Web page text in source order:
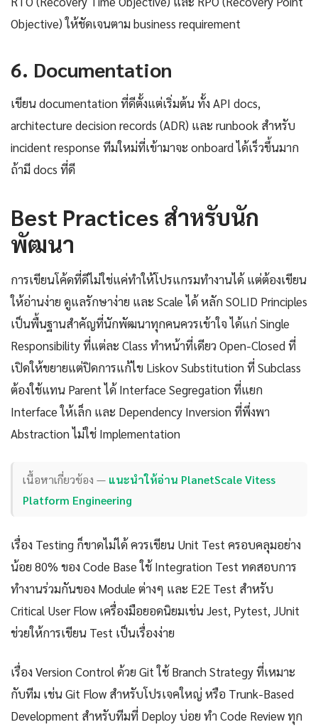
Objective) ให้ชัดเจนตาม business requirement
6. Documentation
เขียน documentation ที่ดีตั้งแต่เริ่มต้น ทั้ง API docs,
architecture decision records (ADR) และ runbook สำหรับ
incident response ทีมใหม่ที่เข้ามาจะ onboard ได้เร็วขึ้นมาก
ถ้ามี docs ที่ดี
Best Practices สำหรับนัก
พัฒนา
การเขียนโค้ดที่ดีไม่ใช่แค่ทำให้โปรแกรมทำงานได้ แต่ต้องเขียน
ให้อ่านง่าย ดูแลรักษาง่าย และ Scale ได้ หลัก SOLID Principles
เป็นพื้นฐานสำคัญที่นักพัฒนาทุกคนควรเข้าใจ ได้แก่ Single
Responsibility ที่แต่ละ Class ทำหน้าที่เดียว Open-Closed ที่
เปิดให้ขยายแต่ปิดการแก้ไข Liskov Substitution ที่ Subclass
ต้องใช้แทน Parent ได้ Interface Segregation ที่แยก
Interface ให้เล็ก และ Dependency Inversion ที่พึ่งพา
Abstraction ไม่ใช่ Implementation
เนื้อหาเกี่ยวข้อง — แนะนำให้อ่าน PlanetScale Vitess
Platform Engineering
เรื่อง Testing ก็ขาดไม่ได้ ควรเขียน Unit Test ครอบคลุมอย่าง
น้อย 80% ของ Code Base ใช้ Integration Test ทดสอบการ
ทำงานร่วมกันของ Module ต่างๆ และ E2E Test สำหรับ
Critical User Flow เครื่องมือยอดนิยมเช่น Jest, Pytest, JUnit
ช่วยให้การเขียน Test เป็นเรื่องง่าย
เรื่อง Version Control ด้วย Git ใช้ Branch Strategy ที่เหมาะ
กับทีม เช่น Git Flow สำหรับโปรเจคใหญ่ หรือ Trunk-Based
Development สำหรับทีมที่ Deploy บ่อย ทำ Code Review ทุก